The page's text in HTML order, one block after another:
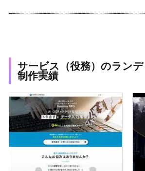
サービス（役務）のラン
制作実績